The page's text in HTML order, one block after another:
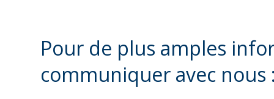
choisies pour votre
IMPORTANT : Une
Pour de plus amples
communiquer avec nous